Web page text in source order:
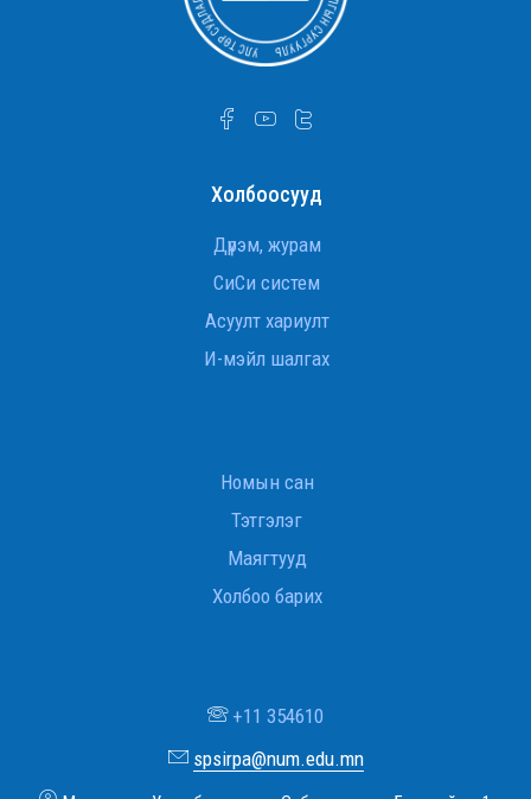
Холбоосууд
Дүрэм, журам
СиСи систем
Асуулт хариулт
И-мэйл шалгах
Номын сан
Тэтгэлэг
Маягтууд
Холбоо барих
+11 354610
spsirpa@num.edu.mn